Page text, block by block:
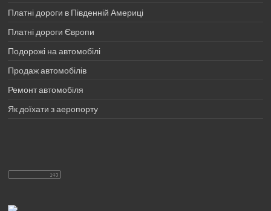
Платні дороги в Південній Америці
Платні дороги Європи
Подорожі на автомобілі
Продаж автомобілів
Ремонт автомобіля
Як доїхати з аеропорту